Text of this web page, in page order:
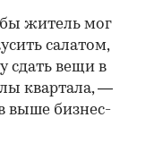
житель мог
салатом,
сдать вещи в
квартала, —
выше бизнес-